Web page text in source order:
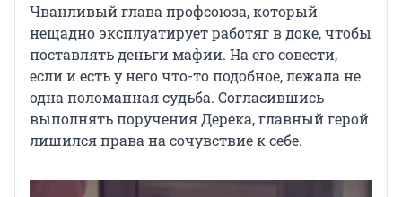
Чванливый глава профсоюза, который
нещадно эксплуатирует работяг в доке, чтобы
поставлять деньги мафии. На его совести,
если и есть у него что-то подобное, лежала не
одна поломанная судьба. Согласившись
выполнять поручения Дерека, главный герой
лишился права на сочувствие к себе.